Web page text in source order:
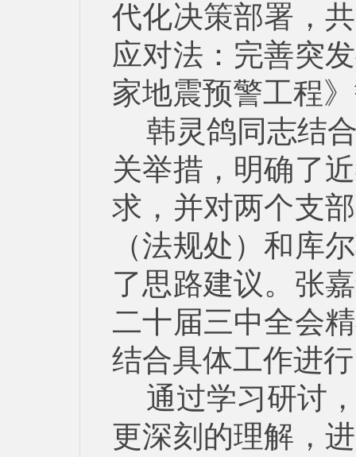
代化决策部署，
应对法：完善突
家地震预警工程
韩灵鸽同志结
关举措，明确了
求，并对两个支
（法规处）和库
了思路建议。 张
二十届三中全会
结合具体工作进
通过学习研讨
更深刻的理解，